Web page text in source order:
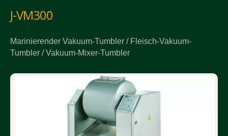
J-VM300
Marinierender Vakuum-Tumbler / Fleisch-Vakuum-
Tumbler / Vakuum-Mixer-Tumbler